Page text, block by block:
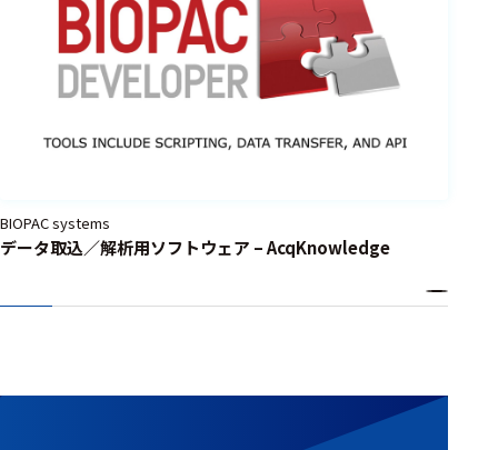
BIOPAC systems
データ取込／解析用ソフトウェア – AcqKnowledge